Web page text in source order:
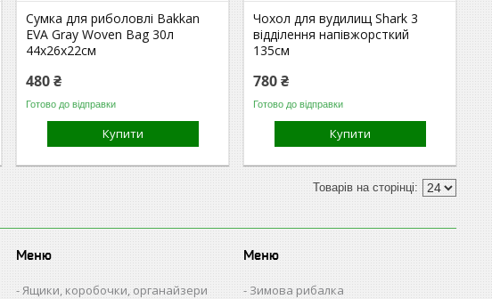
Сумка для риболовлі Bakkan
EVA Gray Woven Bag 30л
44x26x22см
480 ₴
Готово до відправки
Купити
Чохол для вудилищ Shark 3
відділення напівжорсткий
135см
780 ₴
Готово до відправки
Купити
Меню
Ящики, коробочки, органайзери
Меню
Зимова рибалка